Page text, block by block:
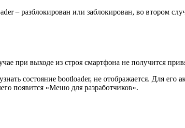
– разблокирован или заблокирован, во втором
при выходе из строя смартфона не получится
состояние bootloader, не отображается. Для
появится «Меню для разработчиков».